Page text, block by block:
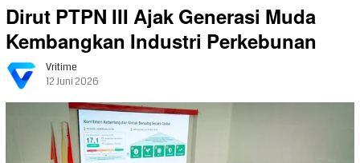
Dirut PTPN III Ajak Generasi Muda
Kembangkan Industri Perkebunan
Vritime
12 Juni 2026